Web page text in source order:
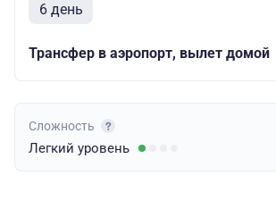
6 день
Трансфер в аэропорт, вылет домой
Сложность
Легкий уровень